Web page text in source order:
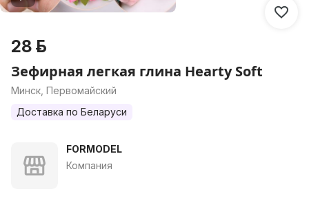
28 р.
Зефирная легкая глина Hearty Soft
Минск, Первомайский
Доставка по Беларуси
FORMODEL
Компания